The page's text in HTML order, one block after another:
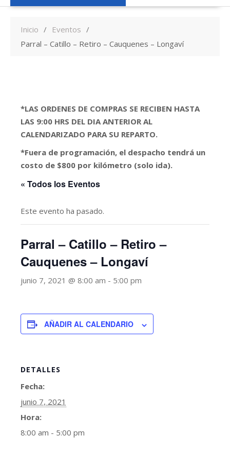
Inicio
Eventos
Parral – Catillo – Retiro – Cauquenes – Longaví
*LAS ORDENES DE COMPRAS SE RECIBEN HASTA
LAS 9:00 HRS DEL DIA ANTERIOR AL
CALENDARIZADO PARA SU REPARTO.
*Fuera de programación, el despacho tendrá un
costo de $800 por kilómetro (solo ida).
« Todos los Eventos
Este evento ha pasado.
Parral – Catillo – Retiro –
Cauquenes – Longaví
junio 7, 2021 @ 8:00 am - 5:00 pm
AÑADIR AL CALENDARIO
DETALLES
Fecha:
junio 7, 2021
Hora:
8:00 am - 5:00 pm